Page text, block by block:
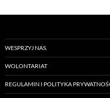
WESPRZYJ NAS.
WOLONTARIAT
REGULAMIN I POLITYKA